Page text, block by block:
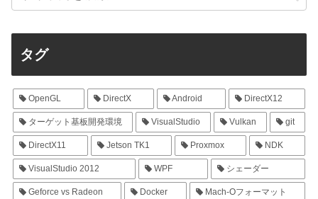
タグ
OpenGL DirectX Android DirectX12
ターゲット基板開発環境 VisualStudio Vulkan git
DirectX11 Jetson TK1 Proxmox NDK
VisualStudio 2012 WPF シェーダー
Geforce vs Radeon Docker Mach-Oフォーマット